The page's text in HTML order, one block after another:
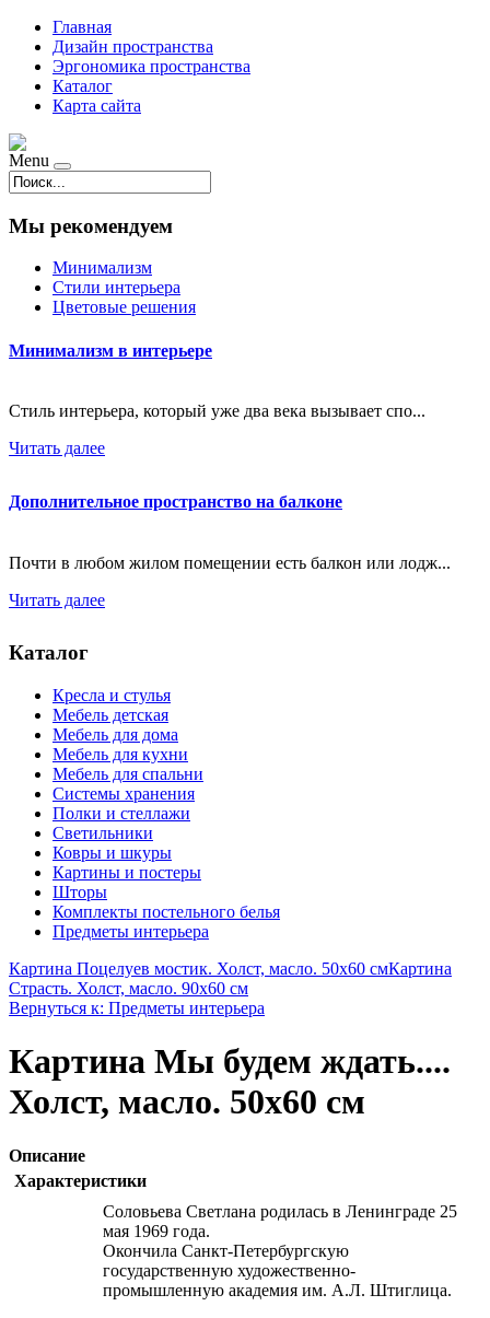
Главная
Дизайн пространства
Эргономика пространства
Каталог
Карта сайта
Menu
Мы рекомендуем
Минимализм
Стили интерьера
Цветовые решения
Минимализм в интерьере
Стиль интерьера, который уже два века вызывает спо...
Читать далее
Дополнительное пространство на балконе
Почти в любом жилом помещении есть балкон или лодж...
Читать далее
Каталог
Кресла и стулья
Мебель детская
Мебель для дома
Мебель для кухни
Мебель для спальни
Системы хранения
Полки и стеллажи
Светильники
Ковры и шкуры
Картины и постеры
Шторы
Комплекты постельного белья
Предметы интерьера
Картина Поцелуев мостик. Холст, масло. 50х60 смКартина
Страсть. Холст, масло. 90х60 см
Вернуться к: Предметы интерьера
Картина Мы будем ждать....
Холст, масло. 50х60 см
Описание
Характеристики
Соловьева Светлана родилась в Ленинграде 25
мая 1969 года.
Окончила Санкт-Петербургскую
государственную художественно-
промышленную академия им. А.Л. Штиглица.